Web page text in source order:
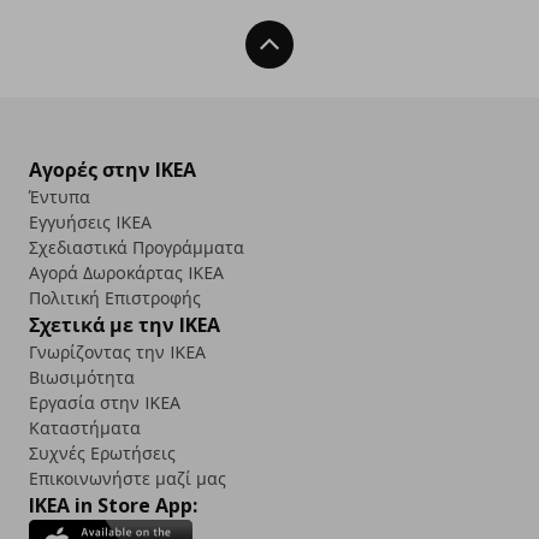
Back To Top
Αγορές στην IKEA
Έντυπα
Εγγυήσεις IKEA
Σχεδιαστικά Προγράμματα
Αγορά Δωρoκάρτας IKEA
Πολιτική Επιστροφής
Σχετικά με την IKEA
Γνωρίζοντας την IKEA
Βιωσιμότητα
Εργασία στην IKEA
Καταστήματα
Συχνές Ερωτήσεις
Επικοινωνήστε μαζί μας
IKEA in Store App: